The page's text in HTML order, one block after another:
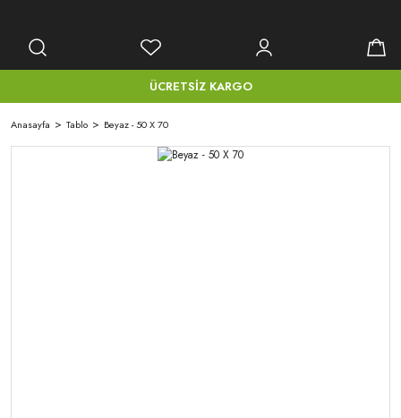
ÜCRETSİZ KARGO
Anasayfa Tablo Beyaz - 50 X 70